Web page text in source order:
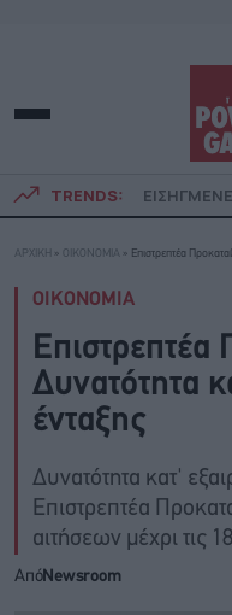
TRENDS:
ΑΡΧΙΚΗ » ΟΙΚΟΝΟΜΙΑ » Επιστρεπτέα
ΟΙΚΟΝΟΜΙΑ
Δυνατότητα
ένταξης
Δυνατότητα κατ'
Επιστρεπτέα
αιτήσεων μέχρι τις
ΑπόNewsroom